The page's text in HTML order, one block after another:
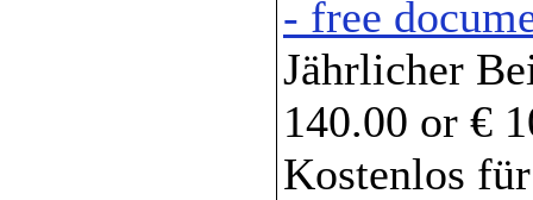
- free
Jährlicher
140.00 or €
Kostenlos